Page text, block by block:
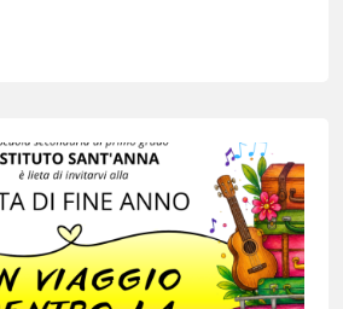
MEDIE: SALUTIAMO LA FINE
siete tutti...